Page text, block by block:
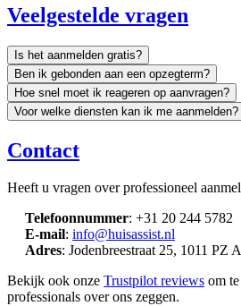
Veelgestelde vragen
Is het aanmelden gratis?
Ben ik gebonden aan een opzegterm?
Hoe snel moet ik reageren op aanvragen?
Voor welke diensten kan ik me aanmelden?
Contact
Heeft u vragen over professioneel
Telefoonnummer: +31 20 244 5782
E-mail: info@huisassist.nl
Adres: Jodenbreestraat 25, 1011 PZ
Bekijk ook onze Trustpilot reviews om
professionals over ons zeggen.